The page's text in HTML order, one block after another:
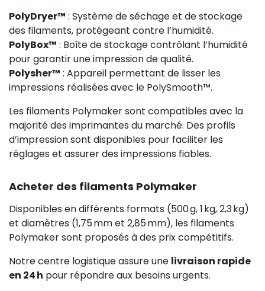
PolyDryer™ : Système de séchage et de stockage
des filaments, protégeant contre l’humidité.
PolyBox™ : Boîte de stockage contrôlant l’humidité
pour garantir une impression de qualité.
Polysher™ : Appareil permettant de lisser les
impressions réalisées avec le PolySmooth™.
Les filaments Polymaker sont compatibles avec la
majorité des imprimantes du marché. Des profils
d’impression sont disponibles pour faciliter les
réglages et assurer des impressions fiables.
Acheter des filaments Polymaker
Disponibles en différents formats (500 g, 1 kg, 2,3 kg)
et diamètres (1,75 mm et 2,85 mm), les filaments
Polymaker sont proposés à des prix compétitifs.
Notre centre logistique assure une livraison rapide
en 24 h pour répondre aux besoins urgents.